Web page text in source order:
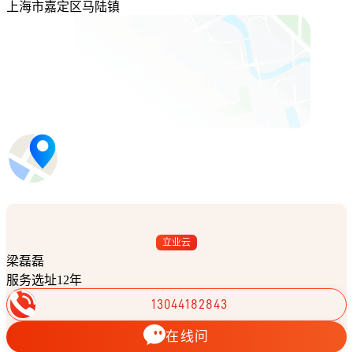
上海市嘉定区马陆镇
立业云
梁磊磊
服务选址12年
13044182843
在线问